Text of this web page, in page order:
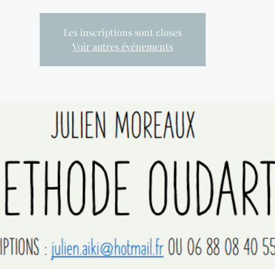
Les inscriptions sont closes
Voir autres événements